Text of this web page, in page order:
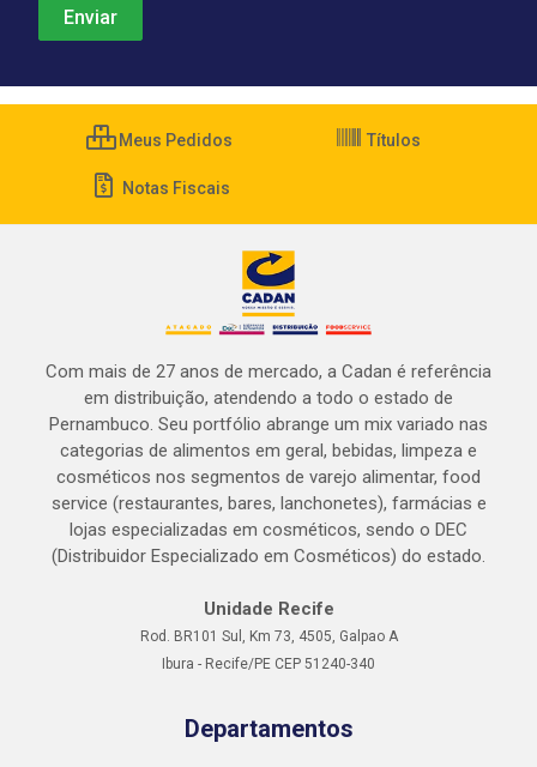
Meus Pedidos Títulos
Notas Fiscais
Com mais de 27 anos de mercado, a Cadan é referência
em distribuição, atendendo a todo o estado de
Pernambuco. Seu portfólio abrange um mix variado nas
categorias de alimentos em geral, bebidas, limpeza e
cosméticos nos segmentos de varejo alimentar, food
service (restaurantes, bares, lanchonetes), farmácias e
lojas especializadas em cosméticos, sendo o DEC
(Distribuidor Especializado em Cosméticos) do estado.
Unidade Recife
Rod. BR101 Sul, Km 73, 4505, Galpao A
Ibura - Recife/PE CEP 51240-340
Departamentos